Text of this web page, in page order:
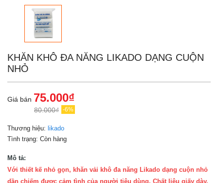
KHĂN KHÔ ĐA NĂNG LIKADO DẠNG CUỘN
NHỎ
Giá bán 75.000₫
80.000₫ -6%
Thương hiệu: likado
Tình trạng: Còn hàng
Mô tả:
Với thiết kế nhỏ gọn, khăn vải khô đa năng Likado dạng cuộn nhỏ
dần chiếm được cảm tình của người tiêu dùng. Chất liệu giấy dày,